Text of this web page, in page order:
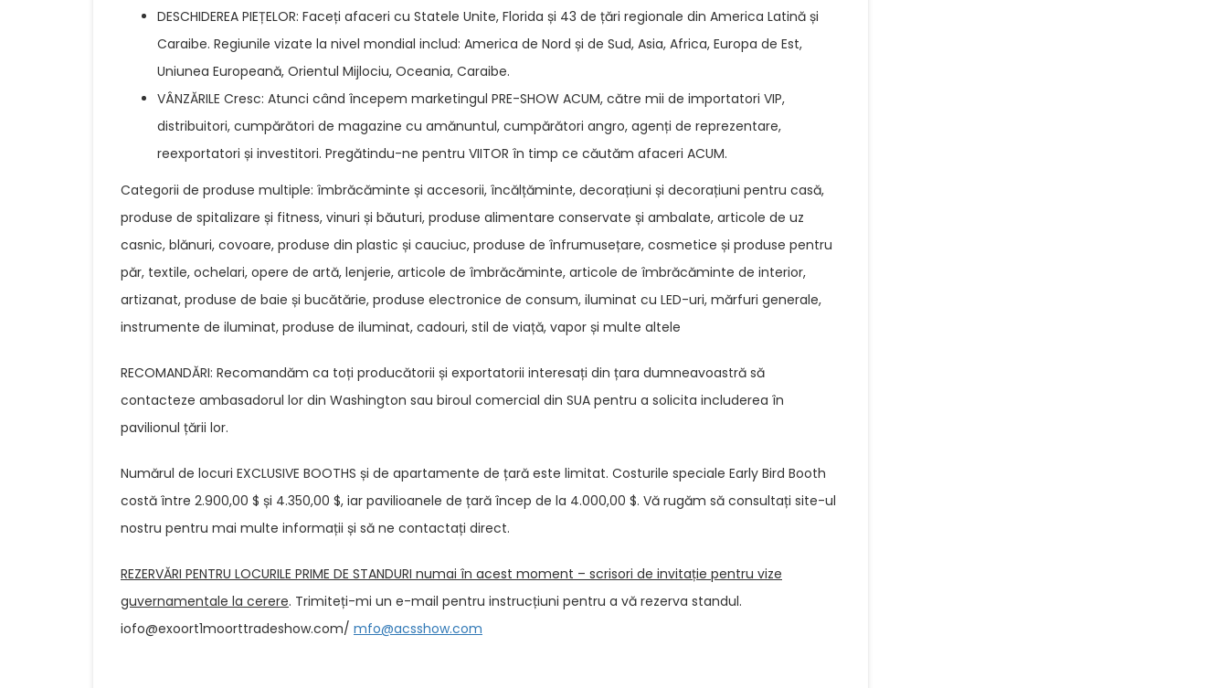
DESCHIDEREA PIEȚELOR: Faceți afaceri cu Statele Unite, Florida și 43 de țări regionale din America Latină și
Caraibe. Regiunile vizate la nivel mondial includ: America de Nord și de Sud, Asia, Africa, Europa de Est,
Uniunea Europeană, Orientul Mijlociu, Oceania, Caraibe.
VÂNZĂRILE Cresc: Atunci când începem marketingul PRE-SHOW ACUM, către mii de importatori VIP,
distribuitori, cumpărători de magazine cu amănuntul, cumpărători angro, agenți de reprezentare,
reexportatori și investitori. Pregătindu-ne pentru VIITOR în timp ce căutăm afaceri ACUM.
Categorii de produse multiple: îmbrăcăminte și accesorii, încălțăminte, decorațiuni și decorațiuni pentru casă,
produse de spitalizare și fitness, vinuri și băuturi, produse alimentare conservate și ambalate, articole de uz
casnic, blănuri, covoare, produse din plastic și cauciuc, produse de înfrumusețare, cosmetice și produse pentru
păr, textile, ochelari, opere de artă, lenjerie, articole de îmbrăcăminte, articole de îmbrăcăminte de interior,
artizanat, produse de baie și bucătărie, produse electronice de consum, iluminat cu LED-uri, mărfuri generale,
instrumente de iluminat, produse de iluminat, cadouri, stil de viață, vapor și multe altele
RECOMANDĂRI: Recomandăm ca toți producătorii și exportatorii interesați din țara dumneavoastră să
contacteze ambasadorul lor din Washington sau biroul comercial din SUA pentru a solicita includerea în
pavilionul țării lor.
Numărul de locuri EXCLUSIVE BOOTHS și de apartamente de țară este limitat. Costurile speciale Early Bird Booth
costă între 2.900,00 $ și 4.350,00 $, iar pavilioanele de țară încep de la 4.000,00 $. Vă rugăm să consultați site-ul
nostru pentru mai multe informații și să ne contactați direct.
REZERVĂRI PENTRU LOCURILE PRIME DE STANDURI numai în acest moment – scrisori de invitație pentru vize
guvernamentale la cerere. Trimiteți-mi un e-mail pentru instrucțiuni pentru a vă rezerva standul.
iofo@exoort1moorttradeshow.com/ mfo@acsshow.com